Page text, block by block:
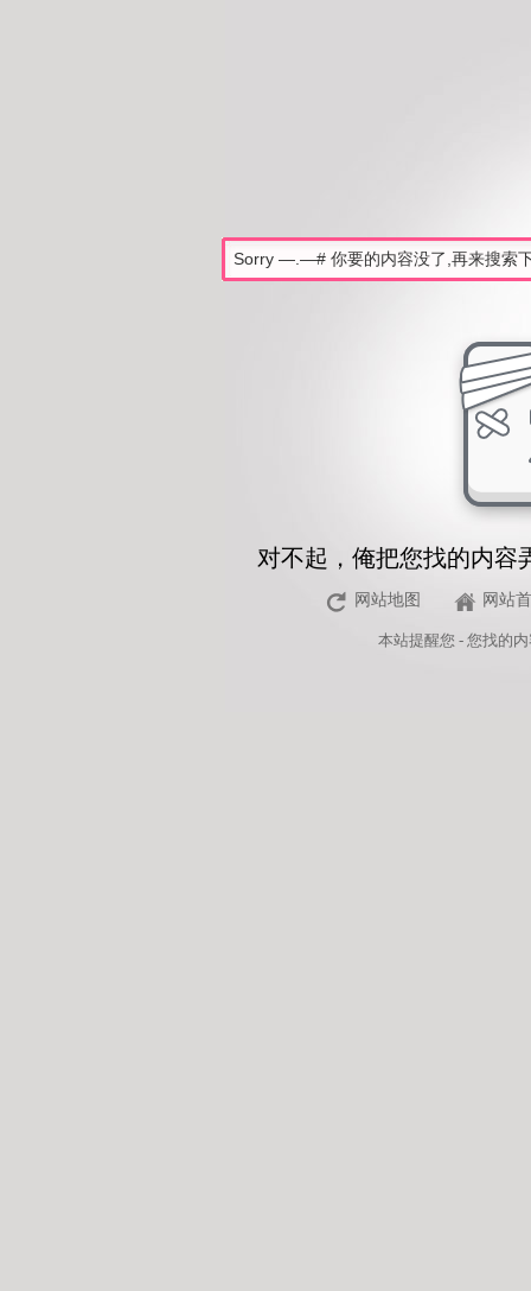
对不起，俺把您找的内容
网站地图 网站
本站提醒您 - 您找的